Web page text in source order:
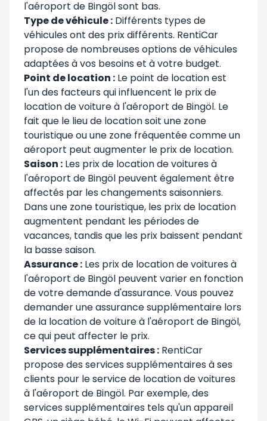
l'aéroport de Bingöl sont bas.
Type de véhicule : Différents types de
véhicules ont des prix différents. RentiCar
propose de nombreuses options de véhicules
adaptées à vos besoins et à votre budget.
Point de location : Le point de location est
l'un des facteurs qui influencent le prix de
location de voiture à l'aéroport de Bingöl. Le
fait que le lieu de location soit une zone
touristique ou une zone fréquentée comme un
aéroport peut augmenter le prix de location.
Saison : Les prix de location de voitures à
l'aéroport de Bingöl peuvent également être
affectés par les changements saisonniers.
Dans une zone touristique, les prix de location
augmentent pendant les périodes de
vacances, tandis que les prix baissent pendant
la basse saison.
Assurance : Les prix de location de voitures à
l'aéroport de Bingöl peuvent varier en fonction
de votre demande d'assurance. Vous pouvez
demander une assurance supplémentaire lors
de la location de voiture à l'aéroport de Bingöl,
ce qui peut affecter le prix.
Services supplémentaires : RentiCar
propose des services supplémentaires à ses
clients pour le service de location de voitures
à l'aéroport de Bingöl. Par exemple, des
services supplémentaires tels qu'un appareil